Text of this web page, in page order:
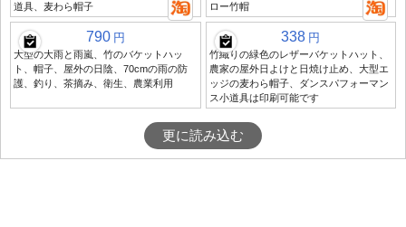
道具、麦わら帽子
ロー竹帽
790 円
大型の大雨と雨嵐、竹のバケットハッ
ト、帽子、屋外の日陰、70cmの雨の防
護、釣り、茶摘み、衛生、農業利用
338 円
竹織りの緑色のレザーバケットハット、
農家の屋外日よけと日焼け止め、大型エ
ッジの麦わら帽子、ダンスパフォーマン
ス小道具は印刷可能です
更に読み込む